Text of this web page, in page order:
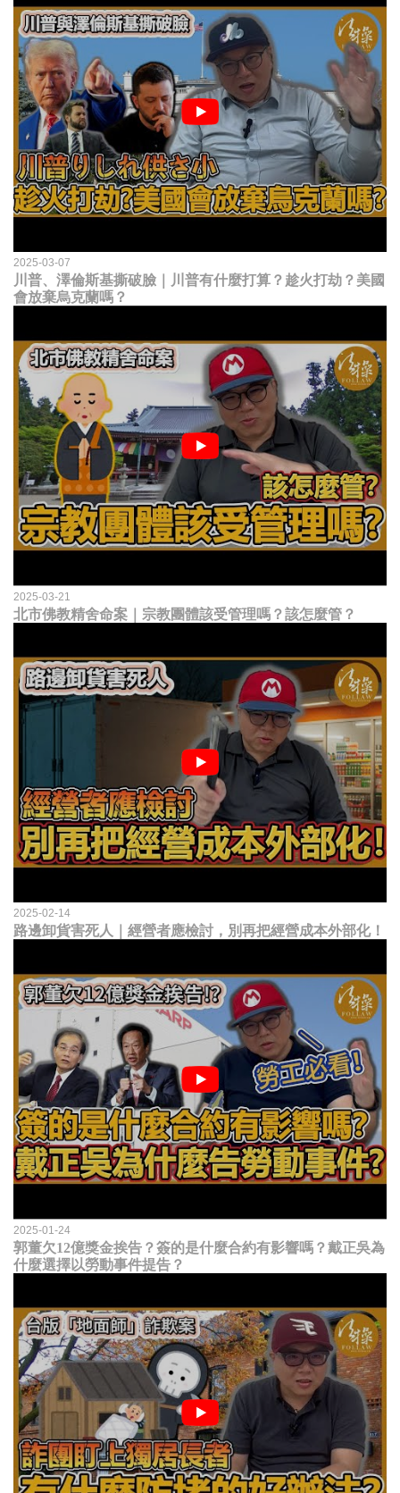
2025-03-07
川普、澤倫斯基撕破臉｜川普有什麼打算？趁火打劫？美國
會放棄烏克蘭嗎？
2025-03-21
北市佛教精舍命案｜宗教團體該受管理嗎？該怎麼管？
2025-02-14
路邊卸貨害死人｜經營者應檢討，別再把經營成本外部化！
2025-01-24
郭董欠12億獎金挨告？簽的是什麼合約有影響嗎？戴正吳為
什麼選擇以勞動事件提告？